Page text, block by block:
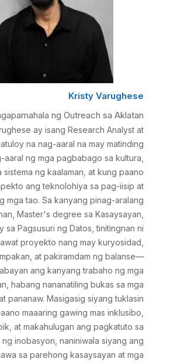
Kristy Varughese
ng Outreach sa Aklatan
ay isang Research Analyst at
na nag-aaral na may matinding
aaral ng mga pagbabago sa kultura,
sistema ng kaalaman, at kung paano
ang teknolohiya sa pag-iisip at
mga tao. Sa kanyang pinag-aralang
Master's degree sa Kasaysayan,
sa Pagsusuri ng Datos, tinitingnan ni
proyekto nang may kuryosidad,
at pakiramdam ng balanse—
ang kanyang trabaho ng mga
habang nananatiling bukas sa mga
pananaw. Masigasig siyang tuklasin
maaaring gawing mas inklusibo,
at makahulugan ang pagkatuto sa
ng inobasyon, naniniwala siyang ang
sa parehong kasaysayan at mga